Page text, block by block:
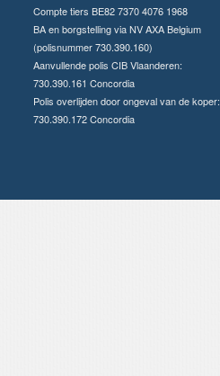
Compte tiers BE82 7370 4076 1968
BA en borgstelling via NV AXA Belgium
(polisnummer 730.390.160)
Aanvullende polis CIB Vlaanderen:
730.390.161 Concordia
Polis overlijden door ongeval van de koper:
730.390.172 Concordia